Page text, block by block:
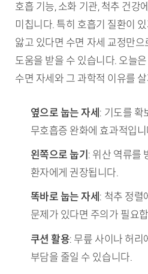
호흡 기능, 소화 기관, 척추 건강
미칩니다. 특히 호흡기 질환이
앓고 있다면 수면 자세 교정만
도움을 받을 수 있습니다. 오늘
수면 자세와 그 과학적 이유를
TL;DR (핵심 요약)
옆으로 눕는 자세 : 기도를 확
무호흡증 완화에 효과적입니
왼쪽으로 눕기 : 위산 역류를
환자에게 권장됩니다.
똑바로 눕는 자세 : 척추 정렬
문제가 있다면 주의가 필요
쿠션 활용: 무릎 사이나 허리
부담을 줄일 수 있습니다.